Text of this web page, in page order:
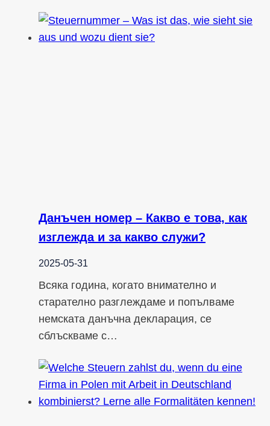
Данъчен номер – Какво е това, как
изглежда и за какво служи?
2025-05-31
Всяка година, когато внимателно и
старателно разглеждаме и попълваме
немската данъчна декларация, се
сблъскваме с…